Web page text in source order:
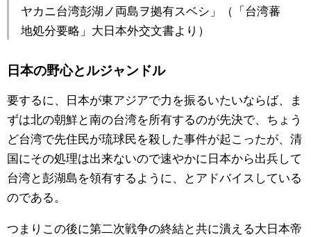
ヤカニ台湾彭湖ノ両島ヲ拠有スベシ」（「台湾蕃
地処分要略」大日本外交文書より）
日本の野心とルジャンドル
要するに、日本が東アジアで力を振るいたいならば、ま
ずは北の朝鮮と南の台湾を所有するのが先決で、ちょう
ど台湾で先住民が琉球民を殺した事件が起こったが、清
国にその処理は出来ないので速やかに日本から出兵して
台湾と彭湖島を領有するように、とアドバイスしている
のである。
つまりこの後に第二次戦争の終結と共に潰える大日本帝